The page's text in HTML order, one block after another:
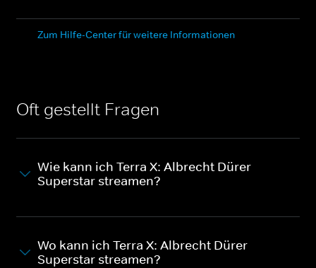
Zum Hilfe-Center für weitere Informationen
Oft gestellt Fragen
Wie kann ich Terra X: Albrecht Dürer -
Superstar streamen?
Wo kann ich Terra X: Albrecht Dürer -
Superstar streamen?